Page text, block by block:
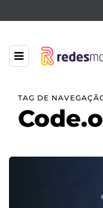
TAG DE